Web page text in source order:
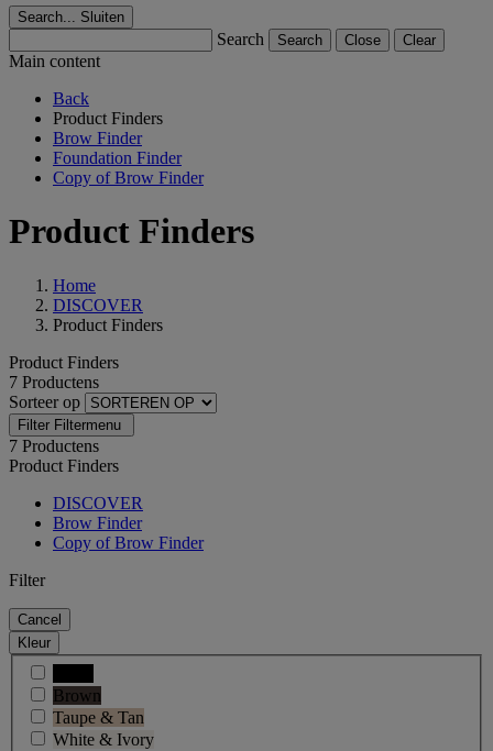
Search... Sluiten
Search Search Close Clear
Main content
Back
Product Finders
Brow Finder
Foundation Finder
Copy of Brow Finder
Product Finders
Home
DISCOVER
Product Finders
Product Finders
7 Productens
Sorteer op
Filter Filtermenu
7 Productens
Product Finders
DISCOVER
Brow Finder
Copy of Brow Finder
Filter
Cancel
Kleur
Brown
Taupe & Tan
White & Ivory